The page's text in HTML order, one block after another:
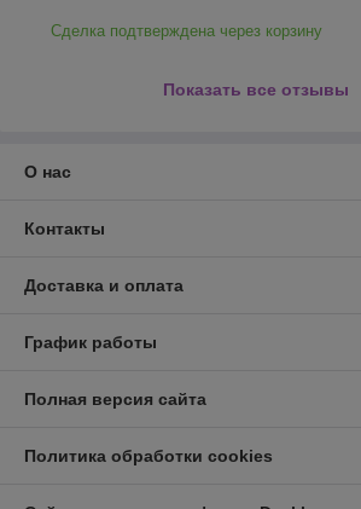
Сделка подтверждена через корзину
Показать все отзывы
О нас
Контакты
Доставка и оплата
График работы
Полная версия сайта
Политика обработки cookies